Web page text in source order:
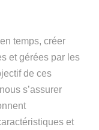
temps, créer
et gérées par les
de ces
s’assurer
et